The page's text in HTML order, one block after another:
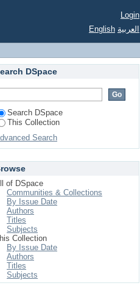
para movilidad
Login
English العربية
DSpace
Search DSpace
This Collection
Search
of DSpace
Communities & Collections
By Issue Date
Authors
Titles
Subjects
Collection
By Issue Date
Authors
Titles
Subjects